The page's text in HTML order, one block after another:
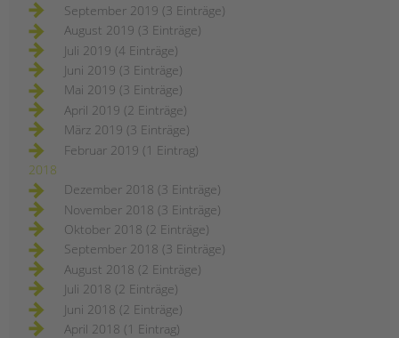
September 2019 (3 Einträge)
August 2019 (3 Einträge)
Juli 2019 (4 Einträge)
Juni 2019 (3 Einträge)
Mai 2019 (3 Einträge)
April 2019 (2 Einträge)
März 2019 (3 Einträge)
Februar 2019 (1 Eintrag)
2018
Dezember 2018 (3 Einträge)
November 2018 (3 Einträge)
Oktober 2018 (2 Einträge)
September 2018 (3 Einträge)
August 2018 (2 Einträge)
Juli 2018 (2 Einträge)
Juni 2018 (2 Einträge)
April 2018 (1 Eintrag)